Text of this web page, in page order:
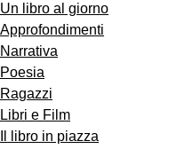
Un libro al giorno
Approfondimenti
Narrativa
Poesia
Ragazzi
Libri e Film
Il libro in piazza